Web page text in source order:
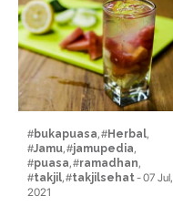
#bukapuasa, #Herbal,
#Jamu, #jamupedia,
#puasa, #ramadhan,
#takjil, #takjilsehat- 07 Jul,
2021